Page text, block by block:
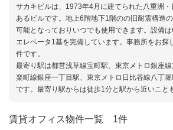
サカキビルは、1973年4月に建てられた八重洲
あるビルです。地上6階地下1階のの旧耐震構造
可能となっておりいつでも使用できます。設備は
エレベータ1基を完備しています。事務所をお探
件です。
最寄り駅は都営浅草線宝町駅、東京メトロ銀座
楽町線銀座一丁目駅、東京メトロ日比谷線八丁
です。最寄り駅からは徒歩1分と駅から近いこと
賃貸オフィス物件一覧 1件